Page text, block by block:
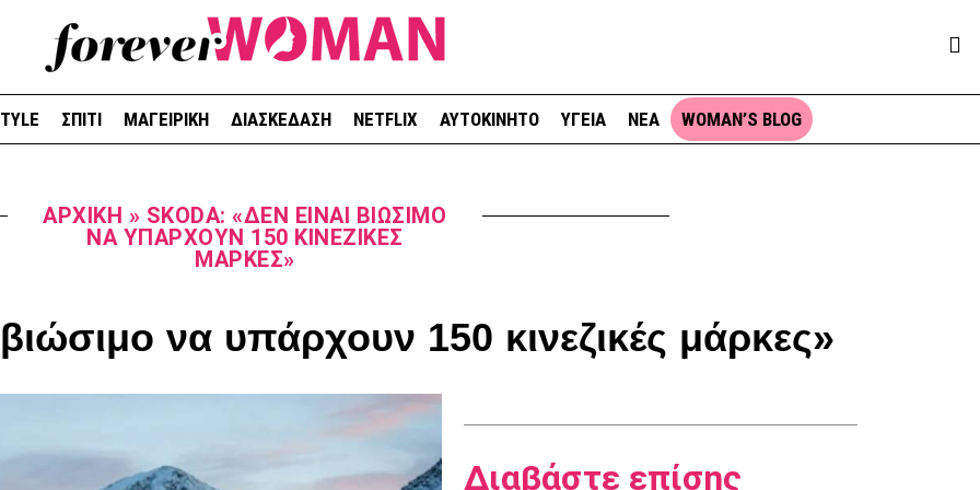
ΣΠΙΤΙ ΜΑΓΕΙΡΙΚΗ ΔΙΑΣΚΕΔΑΣΗ NETFLIX ΑΥΤΟΚΙΝΗΤΟ ΥΓΕΙΑ ΝΕΑ WOMAN’S BLOG
ΑΡΧΙΚΉ » SKODA: «ΔΕΝ ΕΊΝΑΙ ΒΙΏΣΙΜΟ
ΝΑ ΥΠΆΡΧΟΥΝ 150 ΚΙΝΕΖΙΚΈΣ
ΜΆΡΚΕΣ»
να υπάρχουν 150 κινεζικές μάρκες»
Διαβάστε επίσης